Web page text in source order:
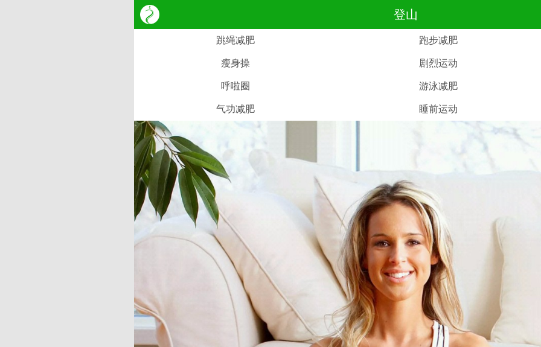
登山
跳绳减肥 跑步减肥
瘦身操 剧烈运动
呼啦圈 游泳减肥
气功减肥 睡前运动